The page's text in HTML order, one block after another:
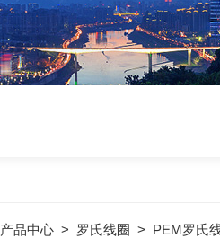
产品中心 > 罗氏线圈 > PEM罗氏